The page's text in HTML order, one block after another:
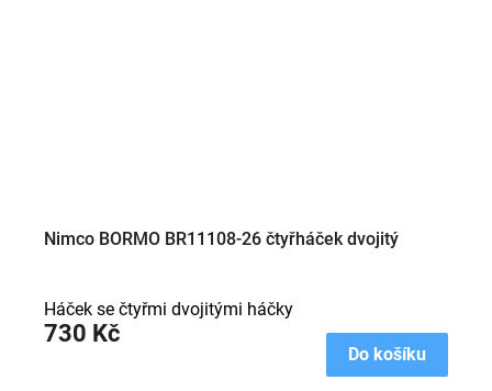
Nimco BORMO BR11108-26 čtyřháček dvojitý
730 Kč
Do košíku
Háček se čtyřmi dvojitými háčky